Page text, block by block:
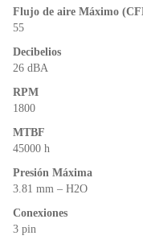
Flujo de aire Máximo
55
Decibelios
26 dBA
RPM
1800
MTBF
45000 h
Presión Máxima
3.81 mm – H2O
Conexiones
3 pin